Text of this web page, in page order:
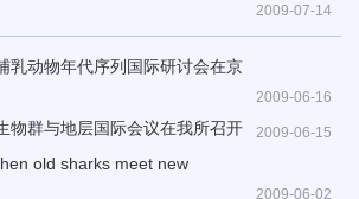
2009-07-14
2009-06-16
乳动物年代序列国际研讨会在京
2009-06-15
物群与地层国际会议在我所召开
2009-06-02
old sharks meet new